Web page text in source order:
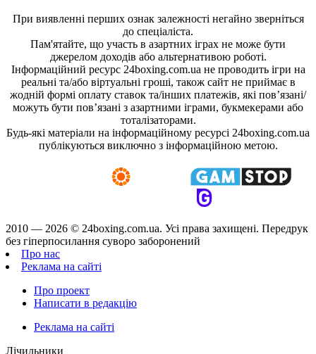
При виявленні перших ознак залежності негайно зверніться
до спеціаліста.
Пам'ятайте, що участь в азартних іграх не може бути
джерелом доходів або альтернативою роботі.
Інформаційний ресурс 24boxing.com.ua не проводить ігри на
реальні та/або віртуальні гроші, також сайт не приймає в
жодній формі оплату ставок та/інших платежів, які пов’язані/
можуть бути пов’язані з азартними іграми, букмекерами або
тоталізаторами.
Будь-які матеріали на інформаційному ресурсі 24boxing.com.ua
публікуються виключно з інформаційною метою.
2010 — 2026 © 24boxing.com.ua. Усi права захищенi. Передрук
без гіперпосилання суворо заборонений
Про нас
Реклама на сайті
Про проект
Написати в редакцію
Реклама на сайті
Лічильники